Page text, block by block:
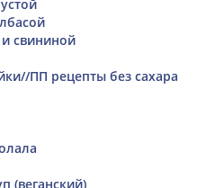
свининой
ПП рецепты без сахара
(веганский)